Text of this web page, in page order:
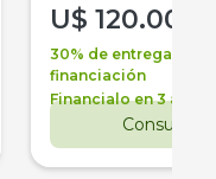
U$ 120.000
30% de entrega +
financiación
Financialo en 3 años
Consultar